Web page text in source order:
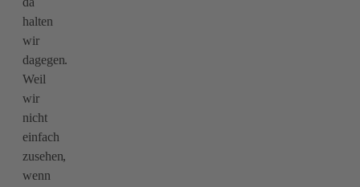
halten
wir
dagegen.
Weil
wir
nicht
einfach
zusehen,
wenn